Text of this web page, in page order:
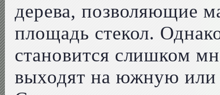
дерева, позволяющие
площадь стекол.
становится слишком
выходят на южную или